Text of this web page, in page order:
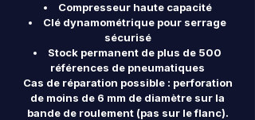
Compresseur haute capacité
Clé dynamométrique pour serrage
sécurisé
Stock permanent de plus de 500
références de pneumatiques
Cas de réparation possible : perforation
de moins de 6 mm de diamètre sur la
bande de roulement (pas sur le flanc).